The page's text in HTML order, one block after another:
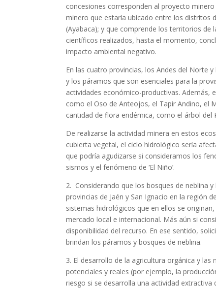
concesiones corresponden al proyecto
minero que estaría ubicado entre los distritos
(Ayabaca); y que comprende los territorios de
científicos realizados, hasta el momento,
impacto ambiental negativo.
En las cuatro provincias, los Andes del Norte
y los páramos que son esenciales para la
actividades económico-productivas. Además,
como el Oso de Anteojos, el Tapir Andino, el
cantidad de flora endémica, como el árbol del
De realizarse la actividad minera en estos
cubierta vegetal, el ciclo hidrológico sería
que podría agudizarse si consideramos los
sismos y el fenómeno de ‘El Niño’.
2. Considerando que los bosques de neblina
provincias de Jaén y San Ignacio en la región
sistemas hidrológicos que en ellos se
mercado local e internacional. Más aún si
disponibilidad del recurso. En ese sentido,
brindan los páramos y bosques de neblina.
3. El desarrollo de la agricultura orgánica y
potenciales y reales (por ejemplo, la
riesgo si se desarrolla una actividad